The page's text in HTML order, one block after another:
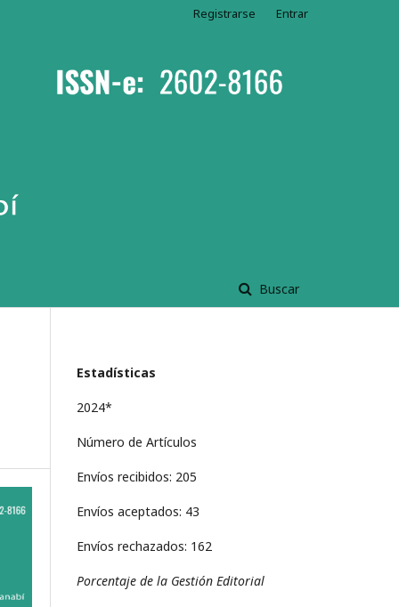
Buscar
Registrarse Entrar
Estadísticas
2024*
Número de Artículos
Envíos recibidos: 205
Envíos aceptados: 43
Envíos rechazados: 162
Porcentaje de la Gestión Editorial